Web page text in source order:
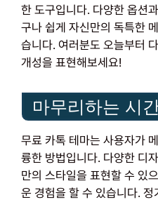
한 도구입니다. 다양한 옵션
구나 쉽게 자신만의 독특한
습니다. 여러분도 오늘부터
개성을 표현해보세요!
마무리하는 시
무료 카톡 테마는 사용자가
륭한 방법입니다. 다양한 디
만의 스타일을 표현할 수 있
운 경험을 할 수 있습니다.